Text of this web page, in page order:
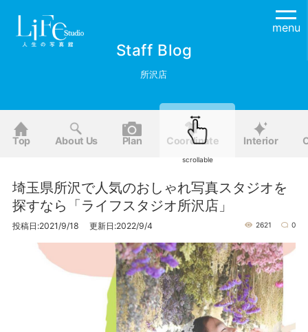
menu
Staff Blog
所沢店
Top About Us Plan Coordinate Interior
scrollable
埼玉県所沢で人気のおしゃれ写真スタジオを
探すなら「ライフスタジオ所沢店」
投稿日:2021/9/18 更新日:2022/9/4 2621 0